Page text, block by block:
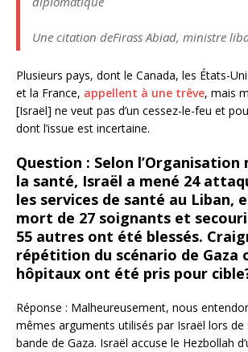
Une citation deFirass Abiad, ministre
Plusieurs pays, dont le Canada, les États-
et la France, appellent à une trêve, mais
[Israël] ne veut pas d’un cessez-le-feu et
dont l’issue est incertaine.
Question : Selon l’Organisation
la santé, Israël a mené 24
les services de santé au Liban,
mort de 27 soignants et
55 autres ont été blessés.
répétition du scénario de Gaza
hôpitaux ont été pris pour
Réponse : Malheureusement, nous
mêmes arguments utilisés par Israël lors de
bande de Gaza. Israël accuse le Hezbollah